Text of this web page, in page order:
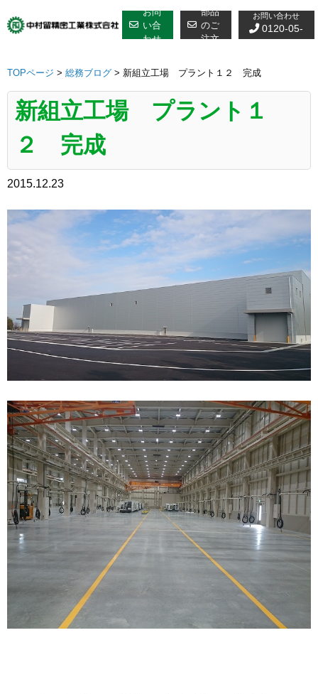
to
お問
い合
わせ
部品
のご
注文
お問い合わせ
0120-05-
TOPページ > 総務ブログ > 新組立工場 プラント１２ 完成
新組立工場 プラント１
２ 完成
2015.12.23